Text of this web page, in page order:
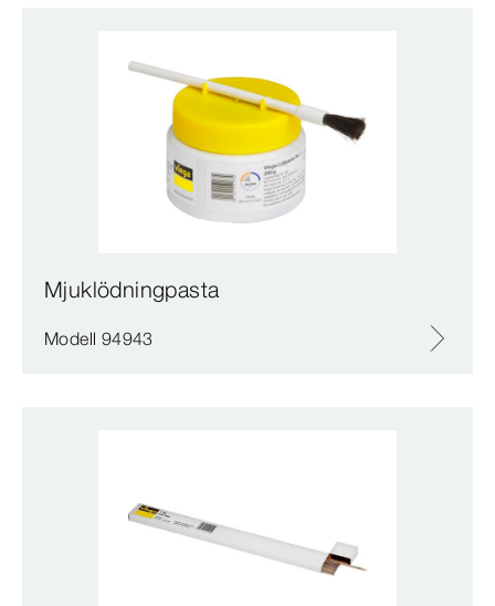
Mjuklödningpasta
Modell 94943